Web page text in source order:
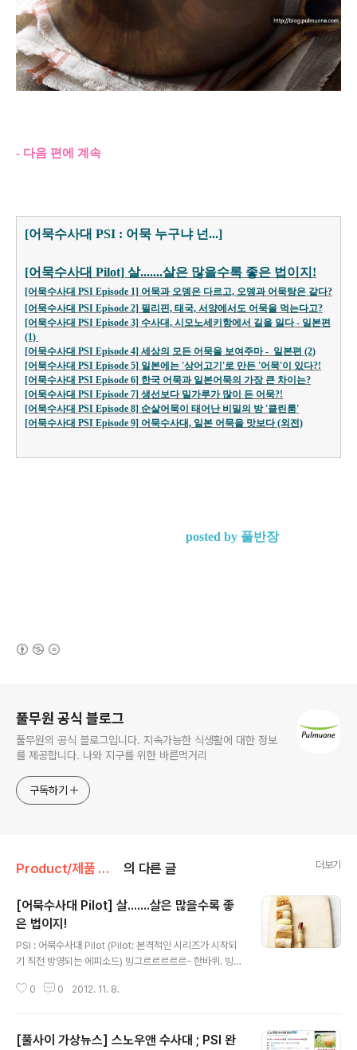
- 다음 편에 계속
[어묵수사대 PSI : 어묵 누구냐 넌...]
[어묵수사대 Pilot] 살.......살은 많을수록 좋은 법이지!
[어묵수사대 PSI Episode 1] 어묵과 오뎅은 다르고, 오뎅과 어묵탕은 같다?
[어묵수사대 PSI Episode 2] 필리핀, 태국, 서양에서도 어묵을 먹는다고?
[어묵수사대 PSI Episode 3] 수사대, 시모노세키항에서 길을 잃다 - 일본편
(1)
[어묵수사대 PSI Episode 4] 세상의 모든 어묵을 보여주마 - 일본편 (2)
[어묵수사대 PSI Episode 5] 일본에는 '상어고기'로 만든 '어묵'이 있다?!
[어묵수사대 PSI Episode 6] 한국 어묵과 일본어묵의 가장 큰 차이는?
[어묵수사대 PSI Episode 7] 생선보다 밀가루가 많이 든 어묵?!
[어묵수사대 PSI Episode 8] 순살어묵이 태어난 비밀의 방 '클린룸'
[어묵수사대 PSI Episode 9] 어묵수사대, 일본 어묵을 맛보다 (외전)
posted by 풀반장
풀무원 공식 블로그
풀무원의 공식 블로그입니다. 지속가능한 식생활에 대한 정보
를 제공합니다. 나와 지구를 위한 바른먹거리
구독하기
Product/제품 메이킹 스토리 의 다른 글 더보기
[어묵수사대 Pilot] 살.......살은 많을수록 좋
은 법이지!
PSI : 어묵수사대 Pilot (Pilot: 본격적인 시리즈가 시작되
기 직전 방영되는 에피소드) 빙그르르르르르- 한바퀴. 빙그
바.. -의자 좀 그만 돌려요! 풀반장은 아까부터 수사실에 앉
사반장이 아니라 풀반장일 뿐이라고 몇 번이나 말했을 텐
0 0 2012. 11. 8.
[풀사이 가상뉴스] 스노우앤 수사대 ; PSI 완